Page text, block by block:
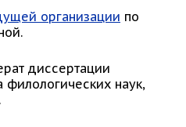
организации по
диссертации
наук,